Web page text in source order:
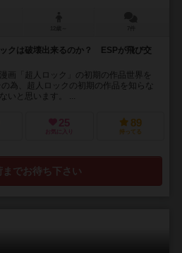
クは破壊出来るのか？ ESPが飛び交
画「超人ロック」の初期の作品世界を
為、超人ロックの初期の作品を知らな
いと思います。 ...
25
お気に入り
89
持ってる
までお待ち下さい